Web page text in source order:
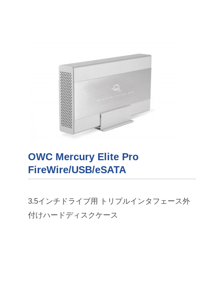
OWC Mercury Elite Pro
FireWire/USB/eSATA
3.5インチドライブ用 トリプルインタフェース外
付けハードディスクケース